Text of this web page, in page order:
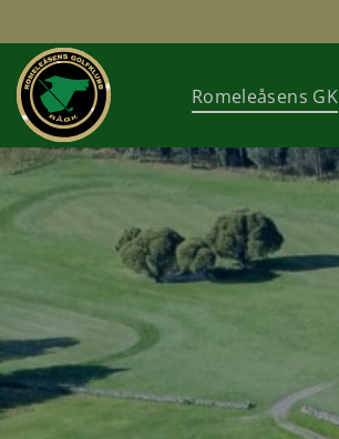
Romeleåsens GK